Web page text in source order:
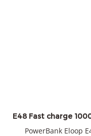
E48 Fast charge
PowerBank Eloop